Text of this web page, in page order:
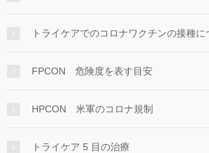
トライケアでのコロナワクチンの接種に
FPCON 危険度を表す目安
HPCON 米軍のコロナ規制
トライケア 5 目の治療